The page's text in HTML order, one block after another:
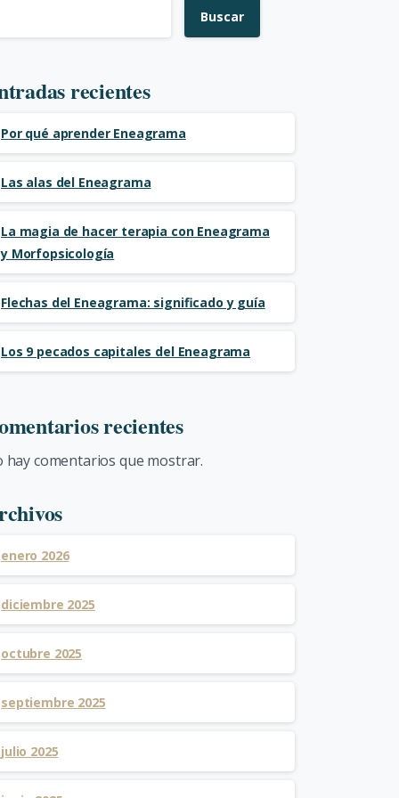
Buscar
recientes
Por qué aprender Eneagrama
Las alas del Eneagrama
La magia de hacer terapia con Eneagrama
y Morfopsicología
Flechas del Eneagrama: significado y guía
Los 9 pecados capitales del Eneagrama
recientes
hay comentarios que mostrar.
enero 2026
diciembre 2025
octubre 2025
septiembre 2025
julio 2025